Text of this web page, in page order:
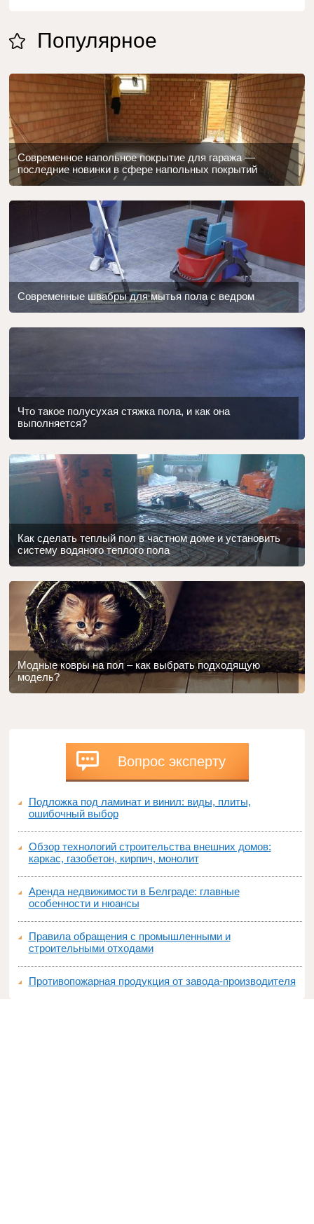
Популярное
Современное напольное покрытие для гаража —
последние новинки в сфере напольных покрытий
Современные швабры для мытья пола с ведром
Что такое полусухая стяжка пола, и как она
выполняется?
Как сделать теплый пол в частном доме и установить
систему водяного теплого пола
Модные ковры на пол – как выбрать подходящую
модель?
Вопрос эксперту
Подложка под ламинат и винил: виды, плиты,
ошибочный выбор
Обзор технологий строительства внешних домов:
каркас, газобетон, кирпич, монолит
Аренда недвижимости в Белграде: главные
особенности и нюансы
Правила обращения с промышленными и
строительными отходами
Противопожарная продукция от завода-производителя